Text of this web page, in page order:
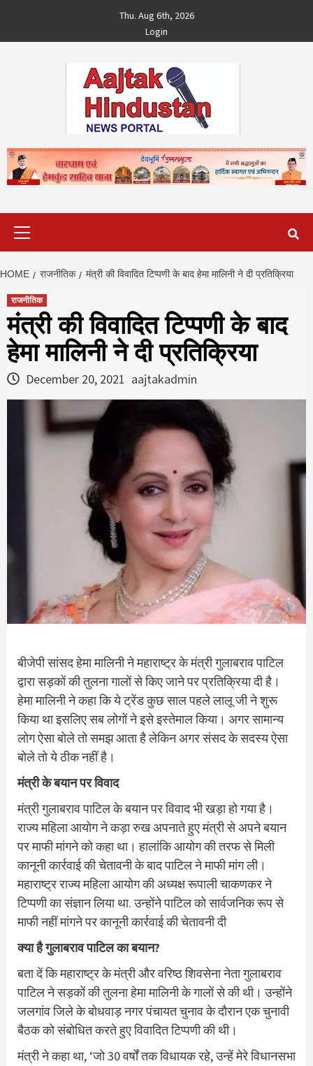
content
Thu. Aug 6th, 2026
Login
HOME राजनीतिक मंत्री की विवादित टिप्पणी के बाद हेमा मालिनी ने दी प्रतिक्रिया
राजनीतिक
मंत्री की विवादित टिप्पणी के बाद
हेमा मालिनी ने दी प्रतिक्रिया
December 20, 2021 aajtakadmin
बीजेपी सांसद हेमा मालिनी ने महाराष्ट्र के मंत्री गुलाबराव पाटिल
द्वारा सड़कों की तुलना गालों से किए जाने पर प्रतिक्रिया दी है।
हेमा मालिनी ने कहा कि ये ट्रेंड कुछ साल पहले लालू जी ने शुरू
किया था इसलिए सब लोगों ने इसे इस्तेमाल किया। अगर सामान्य
लोग ऐसा बोले तो समझ आता है लेकिन अगर संसद के सदस्य ऐसा
बोले तो ये ठीक नहीं है।
मंत्री के बयान पर विवाद
मंत्री गुलाबराव पाटिल के बयान पर विवाद भी खड़ा हो गया है।
राज्य महिला आयोग ने कड़ा रुख अपनाते हुए मंत्री से अपने बयान
पर माफी मांगने को कहा था। हालांकि आयोग की तरफ से मिली
कानूनी कार्रवाई की चेतावनी के बाद पाटिल ने माफी मांग ली।
महाराष्ट्र राज्य महिला आयोग की अध्यक्ष रूपाली चाकणकर ने
टिप्पणी का संज्ञान लिया था. उन्होंने पाटिल को सार्वजनिक रूप से
माफी नहीं मांगने पर कानूनी कार्रवाई की चेतावनी दी
क्या है गुलाबराव पाटिल का बयान?
बता दें कि महाराष्ट्र के मंत्री और वरिष्ठ शिवसेना नेता गुलाबराव
पाटिल ने सड़कों की तुलना हेमा मालिनी के गालों से की थी। उन्होंने
जलगांव जिले के बोधवाड़ नगर पंचायत चुनाव के दौरान एक चुनावी
बैठक को संबोधित करते हुए विवादित टिप्पणी की थी।
मंत्री ने कहा था, ‘जो 30 वर्षों तक विधायक रहे, उन्हें मेरे विधानसभा